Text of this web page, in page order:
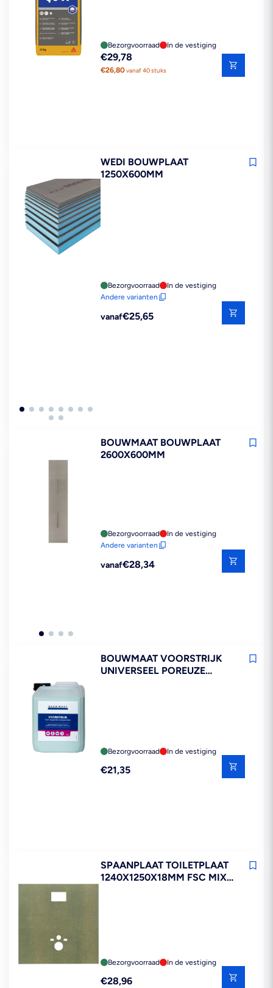
Bezorgvoorraad In de vestiging
Reguliere
prijs
€29,78
€26,80vanaf 40 stuks
WEDI BOUWPLAAT
1250X600MM
Bezorgvoorraad
In de vestiging
Andere varianten
Reguliere
vanaf€25,65
BOUWMAAT BOUWPLAAT
2600X600MM
Bezorgvoorraad
In de vestiging
Andere varianten
Reguliere
vanaf€28,34
BOUWMAAT VOORSTRIJK
UNIVERSEEL POREUZE
Bezorgvoorraad In de vestiging
Reguliere
€21,35
SPAANPLAAT TOILETPLAAT
1240X1250X18MM FSC MIX
Bezorgvoorraad In de vestiging
Reguliere
€28,96